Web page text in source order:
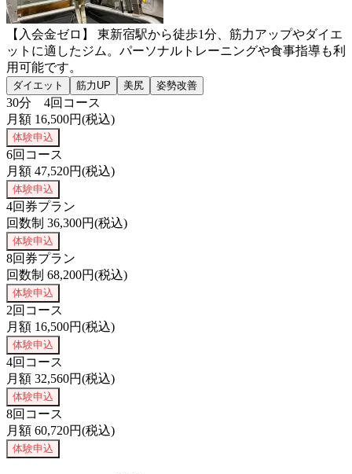
【入会金ゼロ】 東新宿駅から徒歩1分、筋力アップやダイエ
ットに適したジム。パーソナルトレーニングや食事指導も利
用可能です。
ダイエット 筋力UP 美尻 姿勢改善
30分 4回コース
月額 16,500円(税込)
体験申込
6回コース
月額 47,520円(税込)
体験申込
4回券プラン
回数制 36,300円(税込)
体験申込
8回券プラン
回数制 68,200円(税込)
体験申込
2回コース
月額 16,500円(税込)
体験申込
4回コース
月額 32,560円(税込)
体験申込
8回コース
月額 60,720円(税込)
体験申込